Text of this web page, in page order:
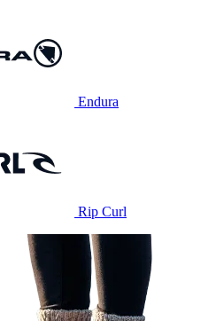
Endura
Rip Curl